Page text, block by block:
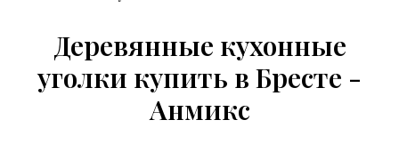
Деревянные кухонные
уголки купить в Бресте -
Анмикс